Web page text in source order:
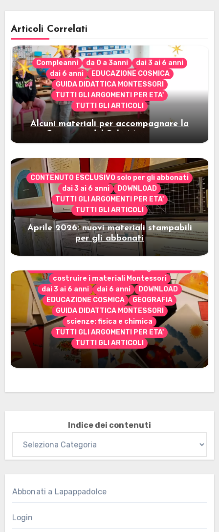
Articoli Correlati
Compleanni da 0 a 3anni
dai 3 ai 6 anni
dai 6 anni
EDUCAZIONE COSMICA
GUIDA DIDATTICA MONTESSORI
TUTTI GLI ARGOMENTI PER ETA'
TUTTI GLI ARTICOLI
Alcuni materiali per accompagnare la
Cerimonia del Sole Montessori
CONTENUTO ESCLUSIVO solo per gli abbonati
dai 3 ai 6 anni
DOWNLOAD
TUTTI GLI ARGOMENTI PER ETA'
TUTTI GLI ARTICOLI
Aprile 2026: nuovi materiali stampabili
per gli abbonati
costruire i materiali Montessori
dai 3 ai 6 anni
dai 6 anni
DOWNLOAD
EDUCAZIONE COSMICA
GEOGRAFIA
GUIDA DIDATTICA MONTESSORI
scienze: fisica e chimica
TUTTI GLI ARGOMENTI PER ETA'
TUTTI GLI ARTICOLI
Marzo 2026: nuovi materiali stampabili
per gli abbonati
Indice dei contenuti
Abbonati a Lapappadolce
Login